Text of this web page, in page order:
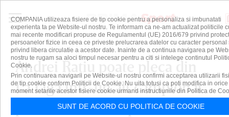
Andrei Raţiu poate pleca din
La Liga într-un alt campionat
puternic din Europa! „Sonic”
COMPANIA utilizeaza fisiere de tip cookie pentru a personaliza si imbunatati
experienta ta pe Website-ul nostru. Te informam ca ne-am actualizat politicile
mai recente modificari propuse de Regulamentul (UE) 2016/679 privind
persoanelor fizice in ceea ce priveste prelucrarea datelor cu caracter personal
privind libera circulatie a acestor date. Inainte de a continua navigarea pe
nostru te rugam sa aloci timpul necesar pentru a citi si intelege continutul
Cookie.
Prin continuarea navigarii pe Website-ul nostru confirmi acceptarea utilizarii
de tip cookie conform Politicii de Cookie. Nu uita totusi ca poti modifica in orice
moment setarile acestor fisiere cookie urmand instructiunile din Politica de
SUNT DE ACORD CU POLITICA DE COOKIE